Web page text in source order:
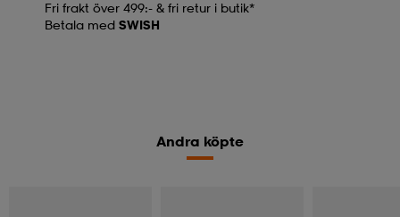
Fri frakt över 499:- & fri retur i butik*
Betala med SWISH
Andra köpte